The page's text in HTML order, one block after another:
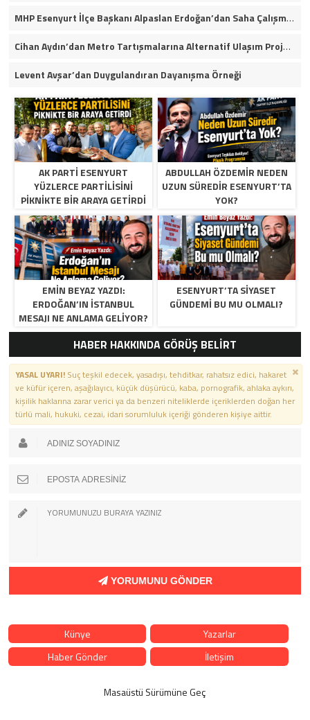
MHP Esenyurt İlçe Başkanı Alpaslan Erdoğan’dan Saha Çalışmaları ve Yerel Gündeme İlişkin Açıklamalar
Cihan Aydın’dan Metro Tartışmalarına Alternatif Ulaşım Projesi
Levent Avşar’dan Duygulandıran Dayanışma Örneği
AK PARTI ESENYURT
YÜZLERCE PARTILISINI
PIKNIKTE BIR ARAYA GETIRDI
ABDULLAH ÖZDEMIR NEDEN
UZUN SÜREDIR ESENYURT’TA
YOK?
EMIN BEYAZ YAZDI:
ERDOĞAN’IN İSTANBUL
MESAJI NE ANLAMA GELIYOR?
ESENYURT’TA SIYASET
GÜNDEMI BU MU OLMALI?
HABER HAKKINDA GÖRÜŞ BELİRT
YASAL UYARI! Suç teşkil edecek, yasadışı, tehditkar, rahatsız edici, hakaret
ve küfür içeren, aşağılayıcı, küçük düşürücü, kaba, pornografik, ahlaka aykırı,
kişilik haklarına zarar verici ya da benzeri niteliklerde içeriklerden doğan her
türlü mali, hukuki, cezai, idari sorumluluk içeriği gönderen kişiye aittir.
YORUMUNU GÖNDER
Künye
Yazarlar
Haber Gönder
İletişim
Masaüstü Sürümüne Geç